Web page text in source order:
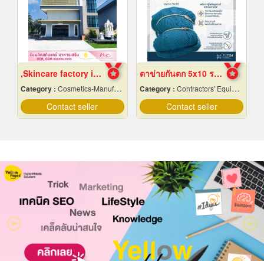
,Skincare factory in Nakhon Pathom
Category : Cosmetics-Manufacturers Service
Contact seller
ตาข่ายกันตก 5x10 ราคาถูก
Category : Contractors' Equipment & Supplies-Renting
Contact seller